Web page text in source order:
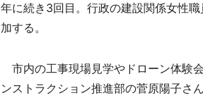
年に続き3回目。行政の建設関係女性
加する。
市内の工事現場見学やドローン体験
ンストラクション推進部の菅原陽子さ